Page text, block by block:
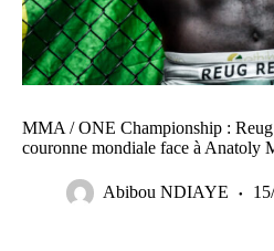
MMA / ONE Championship : Reug
couronne mondiale face à Anatoly
Abibou NDIAYE